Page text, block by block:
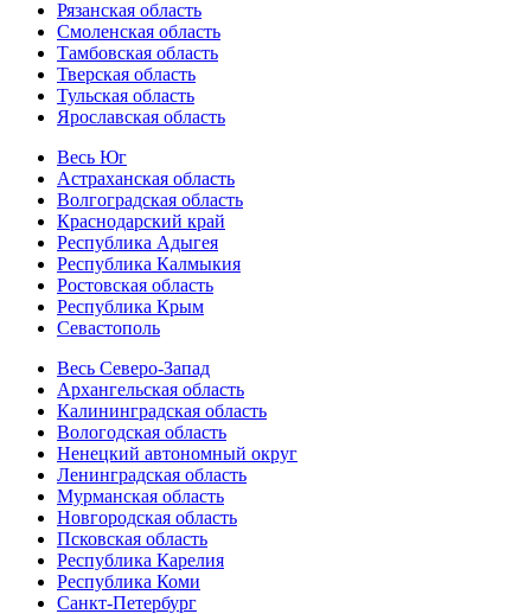
Рязанская область
Смоленская область
Тамбовская область
Тверская область
Тульская область
Ярославская область
Весь Юг
Астраханская область
Волгоградская область
Краснодарский край
Республика Адыгея
Республика Калмыкия
Ростовская область
Республика Крым
Севастополь
Весь Северо-Запад
Архангельская область
Калининградская область
Вологодская область
Ненецкий автономный округ
Ленинградская область
Мурманская область
Новгородская область
Псковская область
Республика Карелия
Республика Коми
Санкт-Петербург